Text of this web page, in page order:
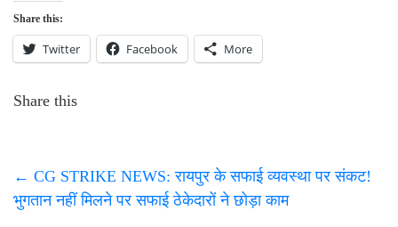
Share this:
Twitter Facebook More
Share this
← CG STRIKE NEWS: रायपुर के सफाई व्यवस्था पर संकट!
भुगतान नहीं मिलने पर सफाई ठेकेदारों ने छोड़ा काम